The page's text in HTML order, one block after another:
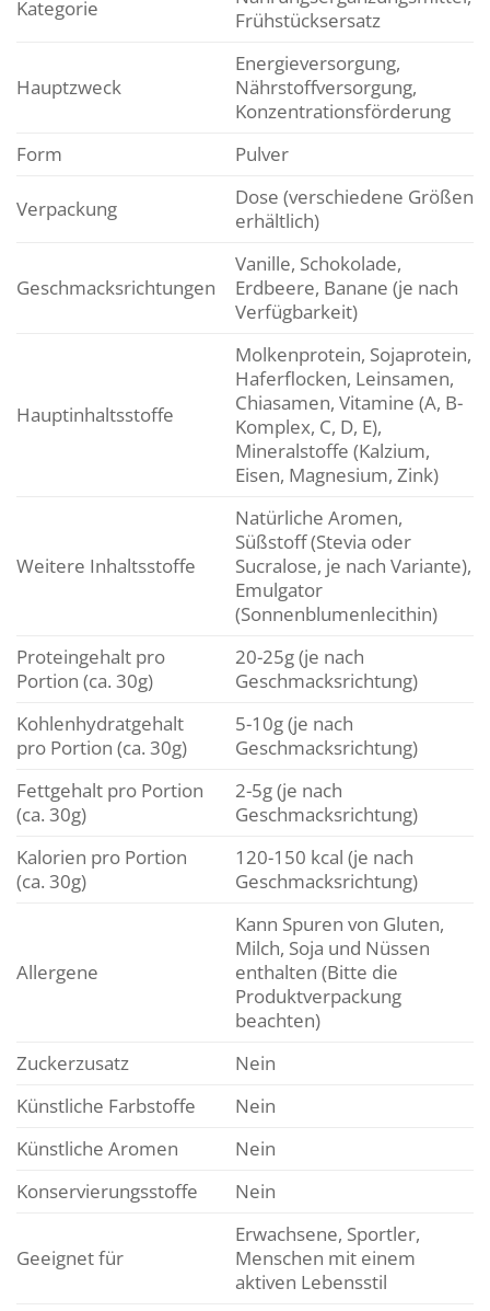
Kategorie
Frühstücksersatz
Hauptzweck
Energieversorgung,
Nährstoffversorgung,
Konzentrationsförderung
Form
Pulver
Verpackung
Dose (verschiedene Größen
erhältlich)
Geschmacksrichtungen
Vanille, Schokolade,
Erdbeere, Banane (je nach
Verfügbarkeit)
Hauptinhaltsstoffe
Molkenprotein, Sojaprotein,
Haferflocken, Leinsamen,
Chiasamen, Vitamine (A, B-
Komplex, C, D, E),
Mineralstoffe (Kalzium,
Eisen, Magnesium, Zink)
Weitere Inhaltsstoffe
Natürliche Aromen,
Süßstoff (Stevia oder
Sucralose, je nach Variante),
Emulgator
(Sonnenblumenlecithin)
Proteingehalt pro
Portion (ca. 30g)
20-25g (je nach
Geschmacksrichtung)
Kohlenhydratgehalt
pro Portion (ca. 30g)
5-10g (je nach
Geschmacksrichtung)
Fettgehalt pro Portion
(ca. 30g)
2-5g (je nach
Geschmacksrichtung)
Kalorien pro Portion
(ca. 30g)
120-150 kcal (je nach
Geschmacksrichtung)
Allergene
Kann Spuren von Gluten,
Milch, Soja und Nüssen
enthalten (Bitte die
Produktverpackung
beachten)
Zuckerzusatz
Nein
Künstliche Farbstoffe
Nein
Künstliche Aromen
Nein
Konservierungsstoffe
Nein
Geeignet für
Erwachsene, Sportler,
Menschen mit einem
aktiven Lebensstil